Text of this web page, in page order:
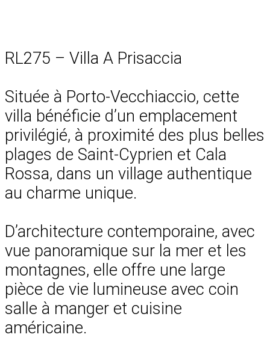
RL275 – Villa A Prisaccia
Située à Porto-Vecchiaccio, cette
villa bénéficie d’un emplacement
privilégié, à proximité des plus belles
plages de Saint-Cyprien et Cala
Rossa, dans un village authentique
au charme unique.
D’architecture contemporaine, avec
vue panoramique sur la mer et les
montagnes, elle offre une large
pièce de vie lumineuse avec coin
salle à manger et cuisine
américaine.